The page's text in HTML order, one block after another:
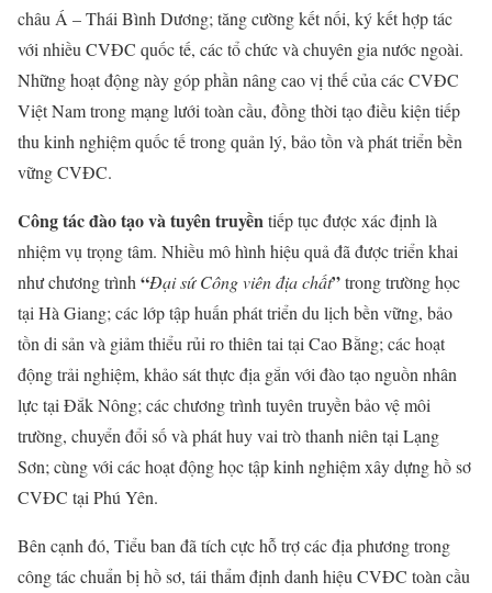
châu Á – Thái Bình Dương; tăng cường kết nối, ký kết hợp tác
với nhiều CVĐC quốc tế, các tổ chức và chuyên gia nước ngoài.
Những hoạt động này góp phần nâng cao vị thế của các CVĐC
Việt Nam trong mạng lưới toàn cầu, đồng thời tạo điều kiện tiếp
thu kinh nghiệm quốc tế trong quản lý, bảo tồn và phát triển bền
vững CVĐC.
Công tác đào tạo và tuyên truyềntiếp tục được xác định là
nhiệm vụ trọng tâm. Nhiều mô hình hiệu quả đã được triển khai
như chương trình “Đại sứ Công viên địa chất”trong trường học
tại Hà Giang; các lớp tập huấn phát triển du lịch bền vững, bảo
tồn di sản và giảm thiểu rủi ro thiên tai tại Cao Bằng; các hoạt
động trải nghiệm, khảo sát thực địa gắn với đào tạo nguồn nhân
lực tại Đắk Nông; các chương trình tuyên truyền bảo vệ môi
trường, chuyển đổi số và phát huy vai trò thanh niên tại Lạng
Sơn; cùng với các hoạt động học tập kinh nghiệm xây dựng hồ sơ
CVĐC tại Phú Yên.
Bên cạnh đó, Tiểu ban đã tích cực hỗ trợ các địa phương trong
công tác chuẩn bị hồ sơ, tái thẩm định danh hiệu CVĐC toàn cầu